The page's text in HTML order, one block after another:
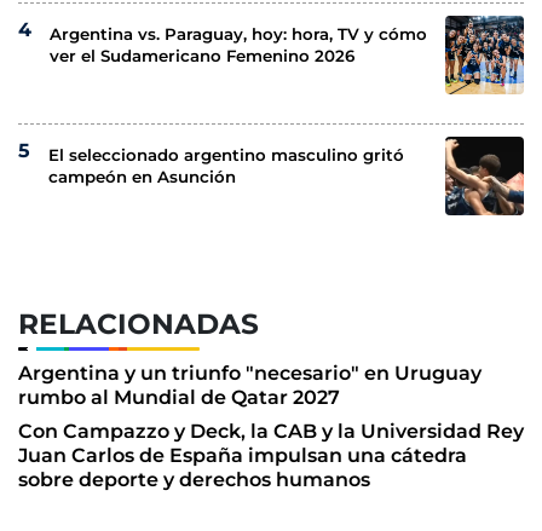
RELACIONADAS
Argentina y un triunfo "necesario" en Uruguay
rumbo al Mundial de Qatar 2027
Con Campazzo y Deck, la CAB y la Universidad Rey
Juan Carlos de España impulsan una cátedra
sobre deporte y derechos humanos
Argentina vs. Paraguay, hoy: hora, TV y cómo
ver el Sudamericano Femenino 2026
El seleccionado argentino masculino gritó
campeón en Asunción